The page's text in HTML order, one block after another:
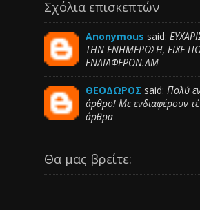
Σχόλια επισκεπτών
Anonymous said:
ΤΗΝ ΕΝΗΜΕΡΩΣΗ, ΕΙΧΕ
ΕΝΔΙΑΦΕΡΟΝ.ΔΜ
ΘΕΟΔΩΡΟΣ said: Πολύ
άρθρο! Με ενδιαφέρουν
άρθρα
Θα μας βρείτε: